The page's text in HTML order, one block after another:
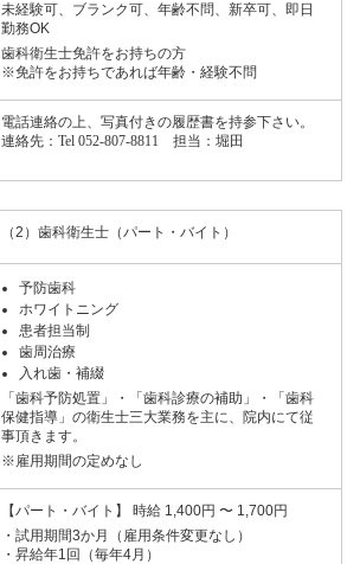
未経験可、 ブランク可、年齢不問、新卒可、 即日
勤務OK
歯科衛生士免許をお持ちの方
※免許をお持ちであれば年齢・経験不問
電話連絡の上、写真付きの履歴書を持参下さい。
連絡先：Tel 052-807-8811 担当：堀田
（2）歯科衛生士（パート・バイト）
予防歯科
ホワイトニング
患者担当制
歯周治療
入れ歯・補綴
「歯科予防処置」・「歯科診療の補助」・「歯科
保健指導」の衛生士三大業務を主に、院内にて従
事頂きます。
※雇用期間の定めなし
【パート・バイト】 時給 1,400円 〜 1,700円
・試用期間3か月（雇用条件変更なし）
・昇給年1回（毎年4月）